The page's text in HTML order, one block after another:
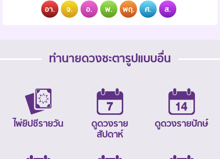
อา. จ. อ. พ. พฤ. ศ. ส.
ทำนายดวงชะตารูปแบบอื่น
ไพ่ยิปซีรายวัน
ดูดวงราย
สัปดาห์
ดูดวงรายปักษ์